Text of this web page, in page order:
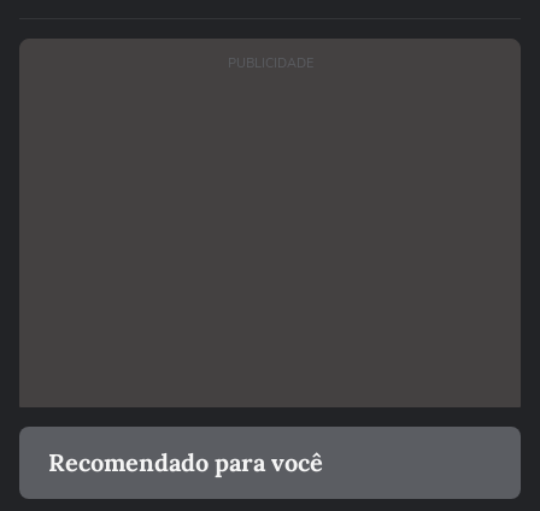
PUBLICIDADE
Recomendado para você